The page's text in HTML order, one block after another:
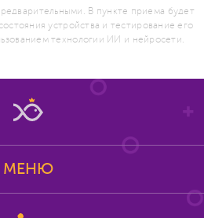
В пункте приема будет
устройства и тестирование его
технологии ИИ и нейросети.
МЕНЮ